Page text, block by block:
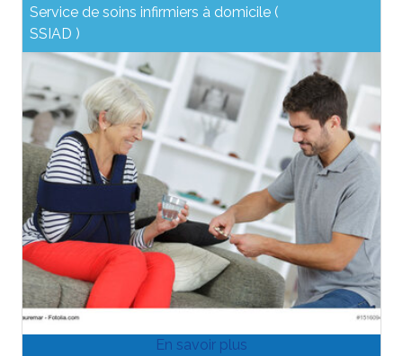
Service de soins infirmiers à domicile (
SSIAD )